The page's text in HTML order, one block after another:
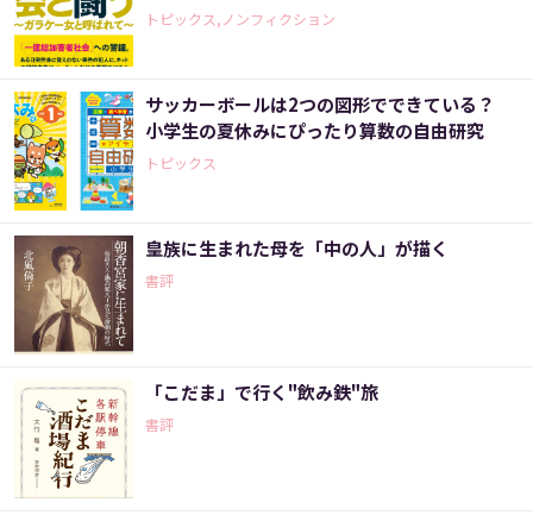
トピックス,ノンフィクション
サッカーボールは2つの図形でできている？
小学生の夏休みにぴったり算数の自由研究
トピックス
皇族に生まれた母を「中の人」が描く
書評
「こだま」で行く"飲み鉄"旅
書評